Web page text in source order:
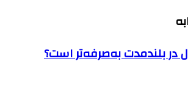
در بلندمدت به‌صرفه‌تر است؟